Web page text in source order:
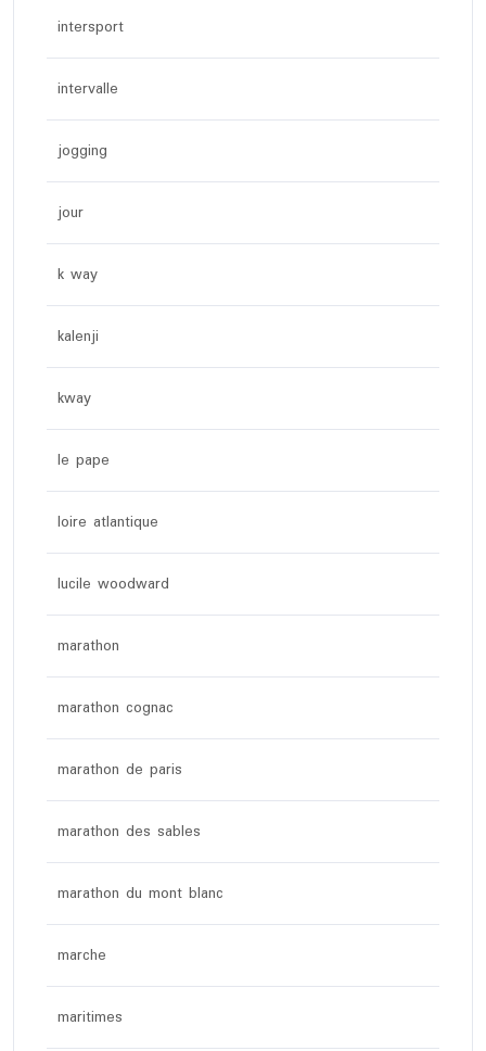
intersport
intervalle
jogging
jour
k way
kalenji
kway
le pape
loire atlantique
lucile woodward
marathon
marathon cognac
marathon de paris
marathon des sables
marathon du mont blanc
marche
maritimes